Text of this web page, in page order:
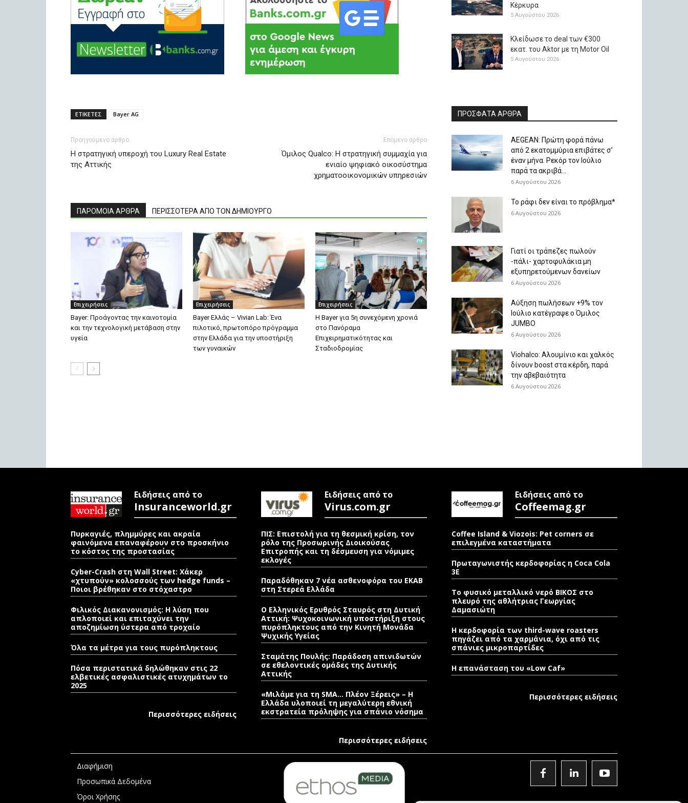
ΕΤΙΚΕΤΕΣ Bayer AG
Προηγούμενο άρθρο
Η στρατηγική υπεροχή του Luxury Real Estate
της Αττικής
Επόμενο άρθρο
Όμιλος Qualco: H στρατηγική συμμαχία για
ενιαίο ψηφιακό οικοσύστημα
χρηματοοικονομικών υπηρεσιών
ΠΑΡΟΜΟΙΑ ΑΡΘΡΑ ΠΕΡΙΣΣΟΤΕΡΑ ΑΠΟ ΤΟΝ ΔΗΜΙΟΥΡΓΟ
Επιχειρήσεις
Bayer: Προάγοντας την καινοτομία
και την τεχνολογική μετάβαση στην
υγεία
Επιχειρήσεις
Bayer Ελλάς – Vivian Lab: Ένα
πιλοτικό, πρωτοπόρο πρόγραμμα
στην Ελλάδα για την υποστήριξη
των γυναικών
Επιχειρήσεις
Η Bayer για 5η συνεχόμενη χρονιά
στο Πανόραμα
Επιχειρηματικότητας και
Σταδιοδρομίας
Κέρκυρα
5 Αυγούστου 2026
Κλείδωσε το deal των €300
εκατ. του Aktor με τη Μotor Oil
5 Αυγούστου 2026
ΠΡΟΣΦΑΤΑ ΑΡΘΡΑ
AEGEAN: Πρώτη φορά πάνω
από 2 εκατομμύρια επιβάτες σ’
έναν μήνα. Ρεκόρ τον Ιούλιο
παρά τα ακριβά...
6 Αυγούστου 2026
Το ράφι δεν είναι το πρόβλημα*
6 Αυγούστου 2026
Γιατί οι τράπεζες πωλούν
-πάλι- χαρτοφυλάκια μη
εξυπηρετούμενων δανείων
6 Αυγούστου 2026
Aύξηση πωλήσεων +9% τον
Ιούλιο κατέγραψε ο Όμιλος
JUMBO
6 Αυγούστου 2026
Viohalco: Aλουμίνιο και χαλκός
δίνουν boost στα κέρδη, παρά
την αβεβαιότητα
6 Αυγούστου 2026
Ειδήσεις από το
Insuranceworld.gr
Πυρκαγιές, πλημμύρες και ακραία
φαινόμενα επαναφέρουν στο προσκήνιο
το κόστος της προστασίας
Cyber-Crash στη Wall Street: Χάκερ
«χτυπούν» κολοσσούς των hedge funds –
Ποιοι βρέθηκαν στο στόχαστρο
Φιλικός Διακανονισμός: Η λύση που
απλοποιεί και επιταχύνει την
αποζημίωση ύστερα από τροχαίο
Όλα τα μέτρα για τους πυρόπληκτους
Πόσα περιστατικά δηλώθηκαν στις 22
ελβετικές ασφαλιστικές ατυχημάτων το
2025
Περισσότερες ειδήσεις
Ειδήσεις από το
Virus.com.gr
ΠΙΣ: Επιστολή για τη θεσμική κρίση, τον
ρόλο της Προσωρινής Διοικούσας
Επιτροπής και τη δέσμευση για νόμιμες
εκλογές
Παραδόθηκαν 7 νέα ασθενοφόρα του ΕΚΑΒ
στη Στερεά Ελλάδα
Ο Ελληνικός Ερυθρός Σταυρός στη Δυτική
Αττική: Ψυχοκοινωνική υποστήριξη στους
πυρόπληκτους από την Κινητή Μονάδα
Ψυχικής Υγείας
Σταμάτης Πουλής: Παράδοση απινιδωτών
σε εθελοντικές ομάδες της Δυτικής
Αττικής
«Μιλάμε για τη SMA… Πλέον Ξέρεις» – Η
Ελλάδα υλοποιεί τη μεγαλύτερη εθνική
εκστρατεία πρόληψης για σπάνιο νόσημα
Περισσότερες ειδήσεις
Ειδήσεις από το
Coffeemag.gr
Coffee Island & Viozois: Pet corners σε
επιλεγμένα καταστήματα
Πρωταγωνιστής κερδοφορίας η Coca Cola
3E
Το φυσικό μεταλλικό νερό ΒΙΚΟΣ στο
πλευρό της αθλήτριας Γεωργίας
Δαμασιώτη
Η κερδοφορία των third-wave roasters
πηγάζει από τα χαρμάνια, όχι από τις
σπάνιες μικροπαρτίδες
Η επανάσταση του «Low Caf»
Περισσότερες ειδήσεις
Διαφήμιση
Προσωπικά Δεδομένα
Όροι Χρήσης